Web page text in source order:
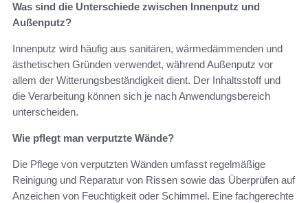
Was sind die Unterschiede zwischen Innenputz und
Außenputz?
Innenputz wird häufig aus sanitären, wärmedämmenden und
ästhetischen Gründen verwendet, während Außenputz vor
allem der Witterungsbeständigkeit dient. Der Inhaltsstoff und
die Verarbeitung können sich je nach Anwendungsbereich
unterscheiden.
Wie pflegt man verputzte Wände?
Die Pflege von verputzten Wänden umfasst regelmäßige
Reinigung und Reparatur von Rissen sowie das Überprüfen auf
Anzeichen von Feuchtigkeit oder Schimmel. Eine fachgerechte